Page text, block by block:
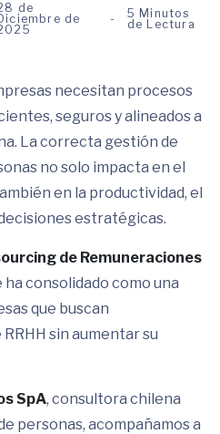
de
de
5 Minutos
de Lectura
necesitan procesos
seguros y alineados a
La correcta gestión de
no solo impacta en el
en la productividad, el
estratégicas.
de Remuneraciones
ha consolidado como una
que buscan
sin aumentar su
SpA, consultora chilena
personas, acompañamos a